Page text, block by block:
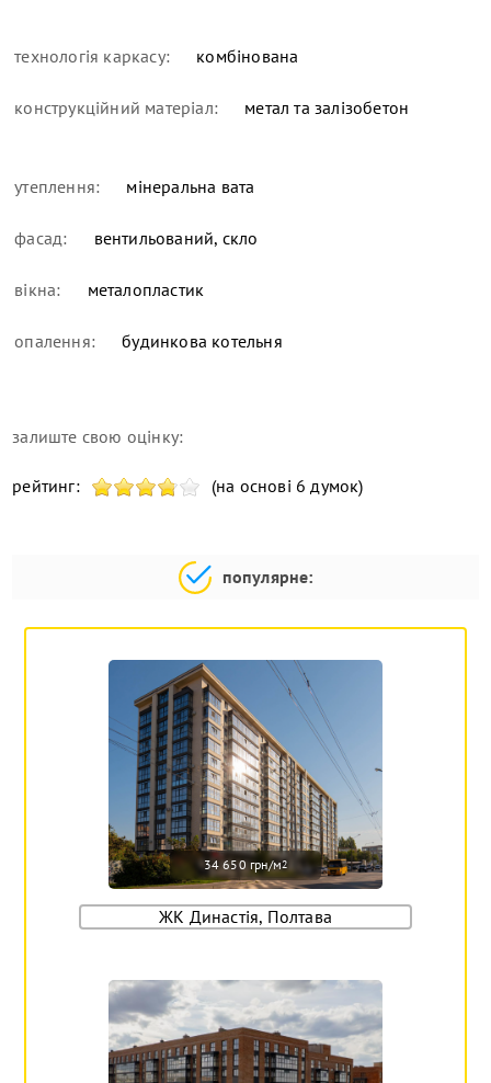
технологія каркасу: комбінована
конструкційний матеріал: метал та залізобетон
утеплення: мінеральна вата
фасад: вентильований, скло
вікна: металопластик
опалення: будинкова котельня
залиште свою оцінку:
рейтинг: (на основі 6 думок)
популярне:
34 650 грн/м2
ЖК Династія, Полтава